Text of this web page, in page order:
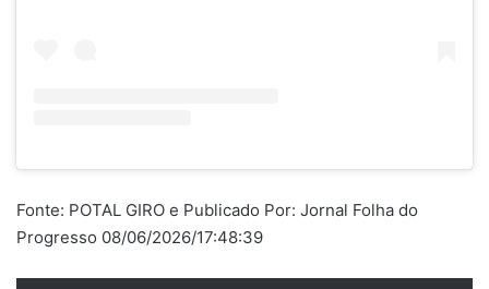
Fonte: POTAL GIRO e Publicado Por: Jornal Folha do
Progresso 08/06/2026/17:48:39